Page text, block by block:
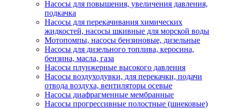
Насосы для повышения, увеличения давления,
подкачка
Насосы для перекачивания химических
жидкостей, насосы шкивные для морской воды
Мотопомпы, насосы бензиновые, дизельные
Насосы для дизельного топлива, керосина,
бензина, масла, газа
Насосы плунжерные высокого давления
Насосы воздуходувки, для перекачки, подачи
отвода воздуха, вентиляторы осевые
Насосы диафрагменные мембранные
Насосы прогрессивные полостные (шнековые)